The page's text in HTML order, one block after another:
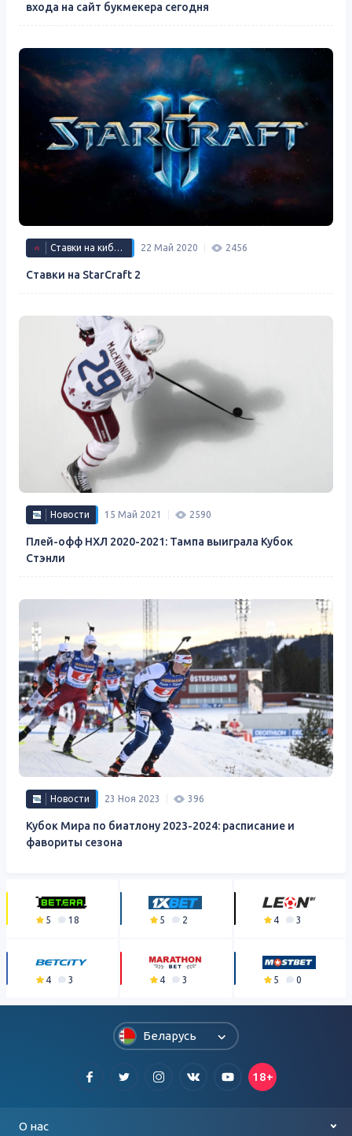
входа на сайт букмекера сегодня
Ставки на киберспорт 22 Май 2020 2456
Ставки на StarCraft 2
Новости 15 Май 2021 2590
Плей-офф НХЛ 2020-2021: Тампа выиграла Кубок
Стэнли
Новости 23 Ноя 2023 396
Кубок Мира по биатлону 2023-2024: расписание и
фавориты сезона
5 18 5 2 4 3
4 3 4 3 5 0
Беларусь
18+
О нас